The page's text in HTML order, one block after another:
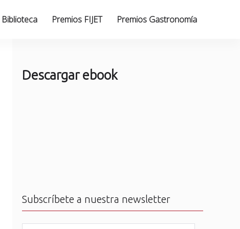
Biblioteca Premios FIJET Premios Gastronomía
Descargar ebook
Subscríbete a nuestra newsletter